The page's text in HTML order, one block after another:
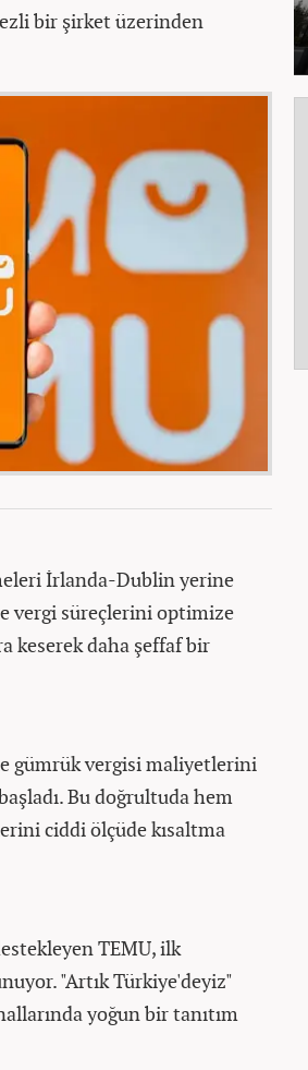
bir şirket üzerinden
İrlanda-Dublin yerine
vergi süreçlerini optimize
keserek daha şeffaf bir
gümrük vergisi maliyetlerini
Bu doğrultuda hem
ciddi ölçüde kısaltma
TEMU, ilk
"Artık Türkiye'deyiz"
yoğun bir tanıtım